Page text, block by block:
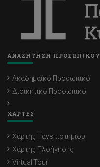
Πανίκος Χατζημιχαήλ
ΑΝΑΖΗΤΗΣΗ ΠΡΟΣΩΠΙΚΟΥ
Ακαδημαϊκό Προσωπικό
Διοικητικό Προσωπικό
ΧΑΡΤΕΣ
Χάρτης Πανεπιστημίου
Χάρτης Πλοήγησης
Virtual Tour